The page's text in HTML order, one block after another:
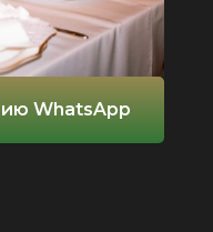
WhatsApp